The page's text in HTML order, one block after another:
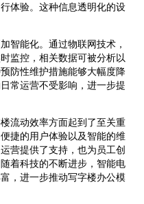
体验。这种信息透明化的设
智能化。通过物联网技术，
监控，相关数据可被分析以
防性维护措施能够大幅度降
常运营不受影响，进一步提
流动效率方面起到了至关重
捷的用户体验以及智能的维
营提供了支持，也为员工创
着科技的不断进步，智能电
，进一步推动写字楼办公模